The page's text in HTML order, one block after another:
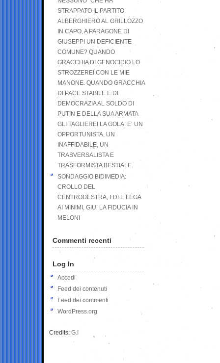
STRAPPATO IL PARTITO
ALBERGHIERO AL GRILLOZZO
IN CAPO, A PARAGONE DI
GIUSEPPI UN DEFICIENTE
COMUNE? QUANDO
GRACCHIA DI GENOCIDIO LO
STROZZEREI CON LE MIE
MANONE. QUANDO GRACCHIA
DI PACE STABILE E DI
DEMOCRAZIA AL SOLDO DI
PUTIN E DELLA SUA ARMATA
GLI TAGLIEREI LA GOLA: E’ UN
OPPORTUNISTA, UN
INAFFIDABILE, UN
TRASVERSALISTA E
TRASFORMISTA BESTIALE.
SONDAGGIO BIDIMEDIA:
CROLLO DEL
CENTRODESTRA, FDI E LEGA
AI MINIMI, GIU’ LA FIDUCIA IN
MELONI
Commenti recenti
Log In
Accedi
Feed dei contenuti
Feed dei commenti
WordPress.org
Credits: G.I